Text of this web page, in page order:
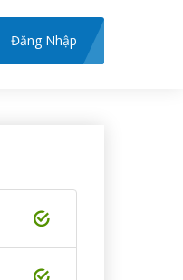
Đăng Nhập